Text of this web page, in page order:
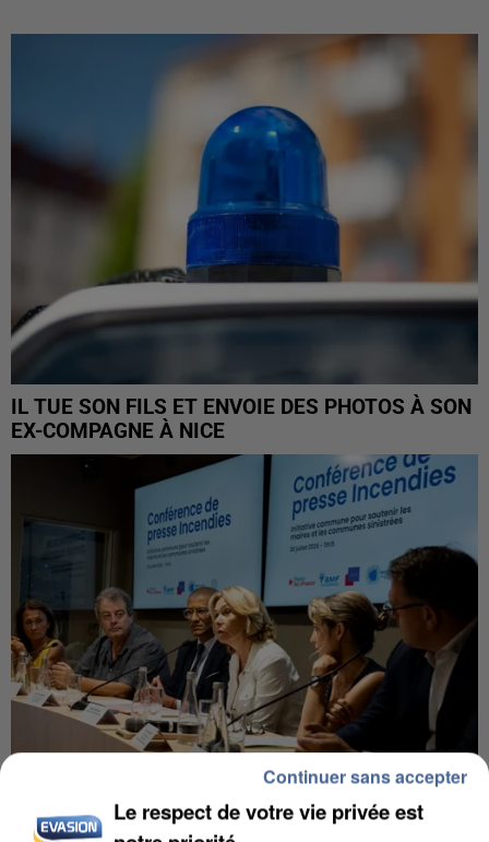
IL TUE SON FILS ET ENVOIE DES PHOTOS À SON
EX-COMPAGNE À NICE
INCENDIES : L’ÎLE-DE-FRANCE LANCE UN ÉLAN
Le respect de votre vie privée est
Continuer sans accepter